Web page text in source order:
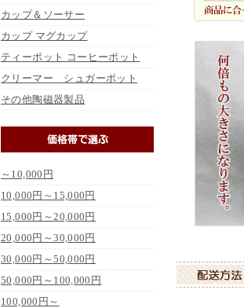
カップ＆ソーサー
カップ マグカップ
ティーポット コーヒーポット
クリーマー シュガーポット
その他陶磁器製品
～10,000円
10,000円～15,000円
15,000円～20,000円
20,000円～30,000円
30,000円～50,000円
50,000円～100,000円
100,000円～